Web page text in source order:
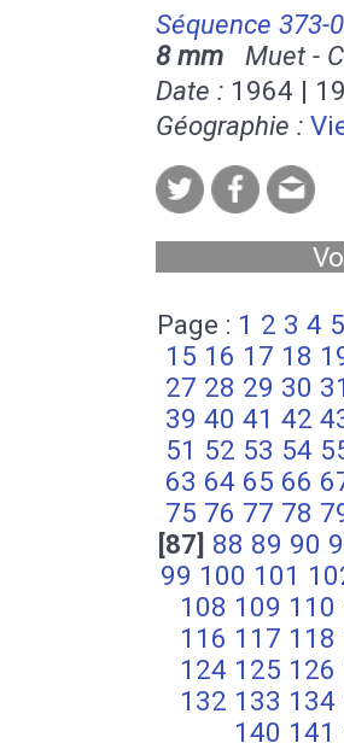
Séquence 373-
8 mm Muet -
Date : 1964 |
Géographie :
Page : 1 2 3 4 5
15 16 17 18
27 28 29 30 31
39 40 41 42
51 52 53 54
63 64 65 66
75 76 77 78
[87] 88 89 90
99 100 101
108 109 110
116 117 118
124 125 126
132 133 134
140 141